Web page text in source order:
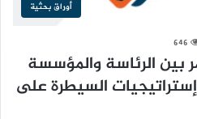
أوراق بحثية
646
بين الرئاسة والمؤسسة
السيطرة على